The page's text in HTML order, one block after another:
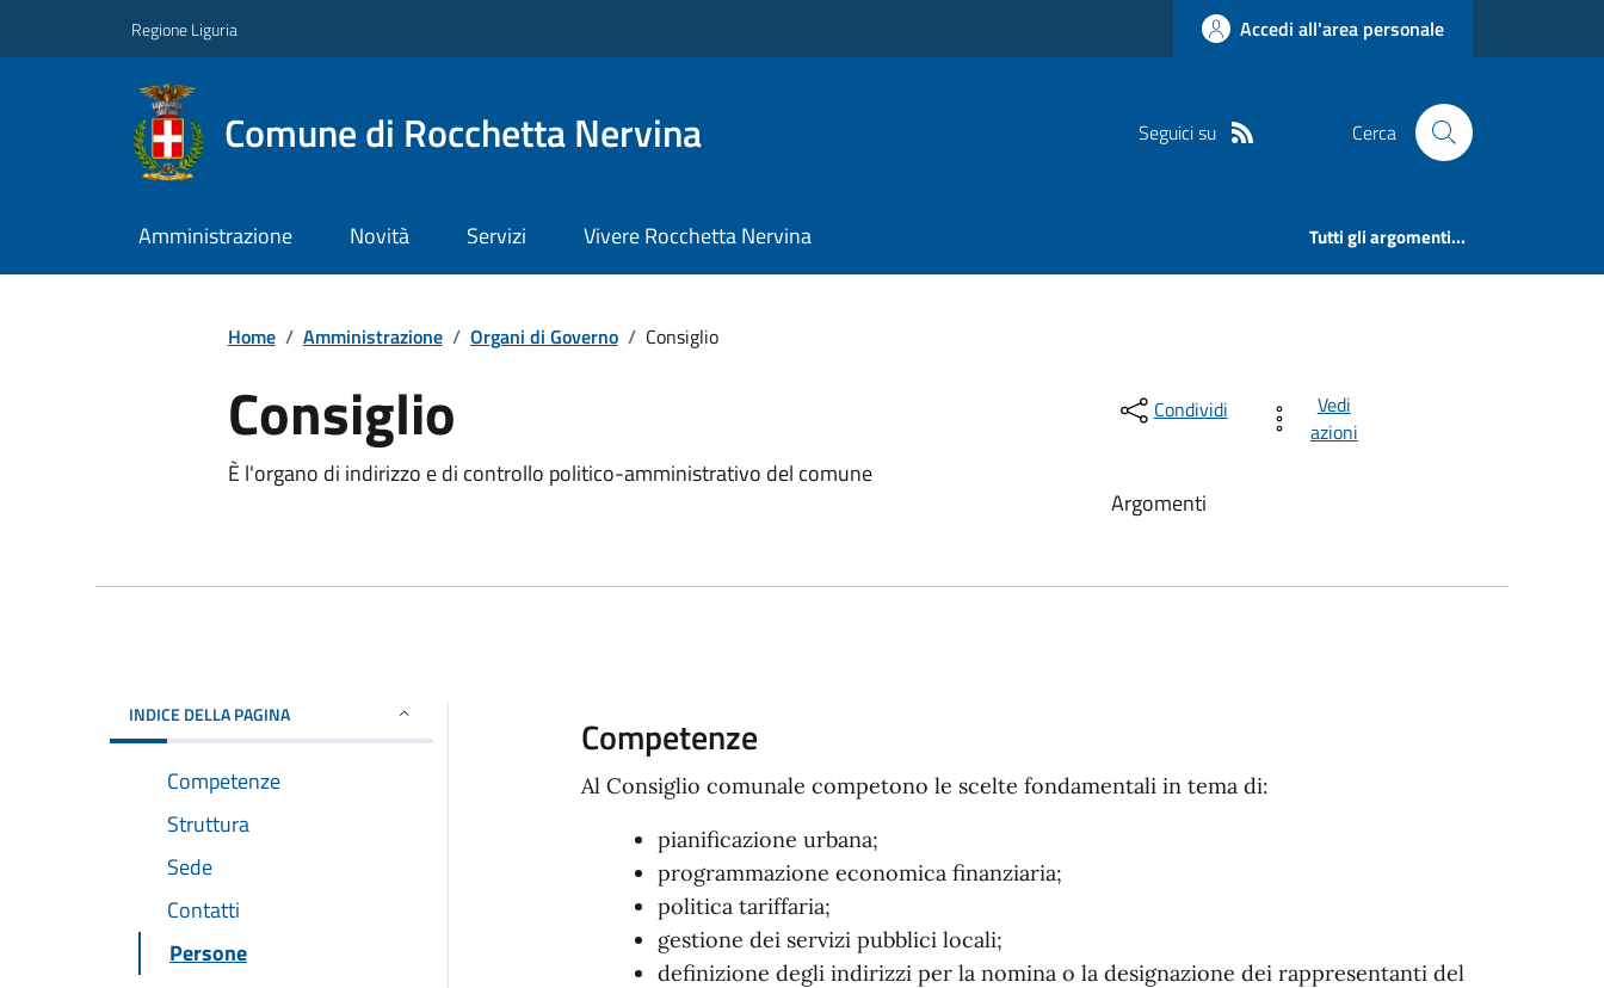
Regione Liguria Accedi all'area personale
Comune di Rocchetta Nervina Seguici su Cerca
Amministrazione Novità Servizi Vivere Rocchetta Nervina Tutti gli argomenti...
Home / Amministrazione / Organi di Governo / Consiglio
Consiglio
È l'organo di indirizzo e di controllo politico-amministrativo del comune
Condividi
Vedi
azioni
Argomenti
INDICE DELLA PAGINA
Competenze
Struttura
Sede
Contatti
Persone
Competenze
Al Consiglio comunale competono le scelte fondamentali in tema di:
pianificazione urbana;
programmazione economica finanziaria;
politica tariffaria;
gestione dei servizi pubblici locali;
definizione degli indirizzi per la nomina o la designazione dei rappresentanti del